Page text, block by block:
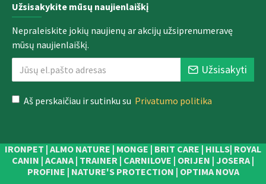
Užsisakykite mūsų naujienlaiškį
Nepraleiskite jokių naujienų ar akcijų užsiprenumeravę
mūsų naujienlaiškį.
Užsisakyti
Aš perskaičiau ir sutinku su Privatumo politika
IRONPET | ALMO NATURE | MONGE | BRIT CARE | HILLS| ROYAL
CANIN | ACANA | TRAINER | CARNILOVE | ORIJEN | JOSERA |
PROFINE | NATURE'S PROTECTION | OPTIMA NOVA